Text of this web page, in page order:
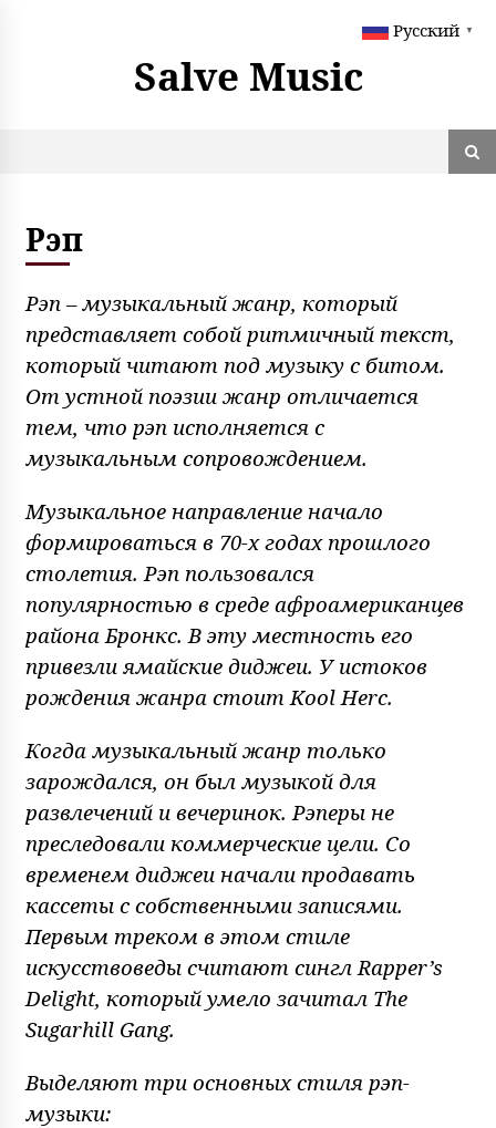
Salve Music
Рэп
Рэп – музыкальный жанр, который
представляет собой ритмичный текст,
который читают под музыку с битом.
От устной поэзии жанр отличается
тем, что рэп исполняется с
музыкальным сопровождением.
Музыкальное направление начало
формироваться в 70-х годах прошлого
столетия. Рэп пользовался
популярностью в среде афроамериканцев
района Бронкс. В эту местность его
привезли ямайские диджеи. У истоков
рождения жанра стоит Kool Herc.
Когда музыкальный жанр только
зарождался, он был музыкой для
развлечений и вечеринок. Рэперы не
преследовали коммерческие цели. Со
временем диджеи начали продавать
кассеты с собственными записями.
Первым треком в этом стиле
искусствоведы считают сингл Rapper’s
Delight, который умело зачитал The
Sugarhill Gang.
Выделяют три основных стиля рэп-
музыки:
Русский ▼